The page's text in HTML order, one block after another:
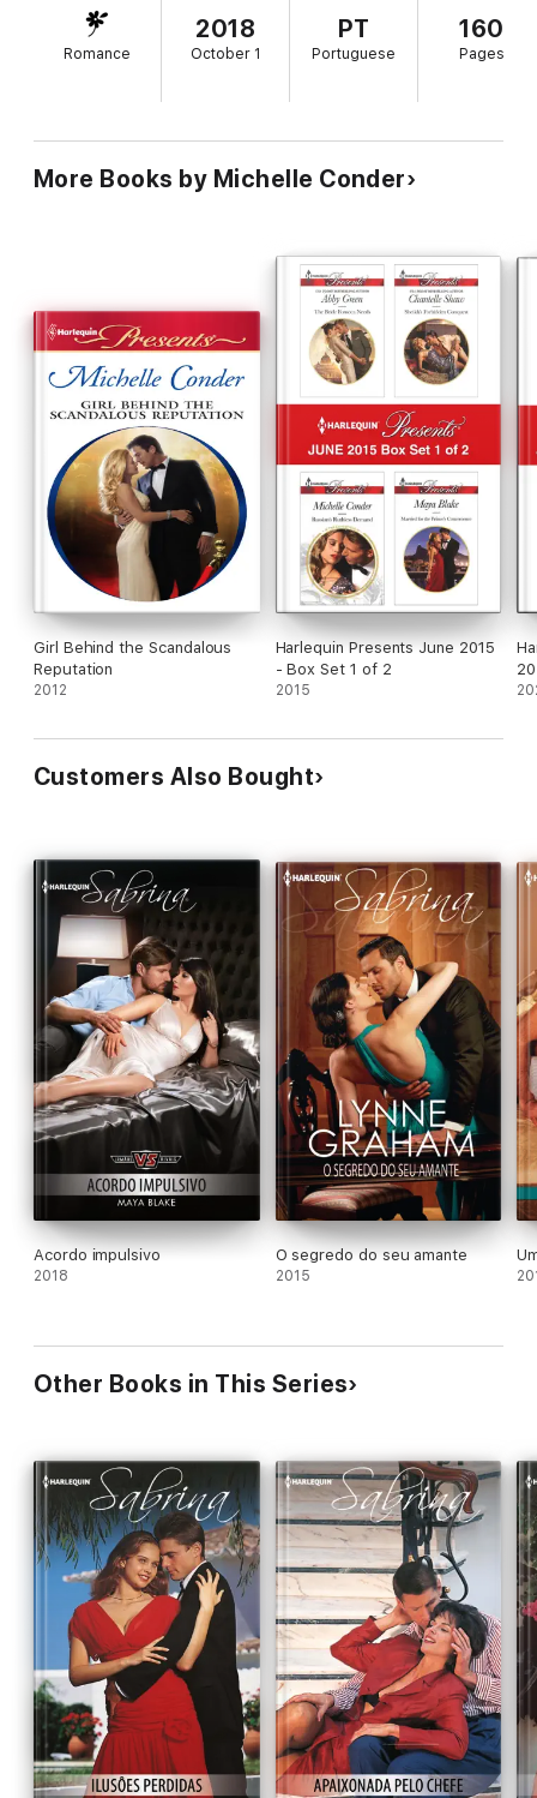
Romance
2018
October 1
PT
Portuguese
160
Pages
More Books by Michelle Conder
Girl Behind the Scandalous
Reputation
2012
Harlequin Presents June 2015
- Box Set 1 of 2
2015
Customers Also Bought
Acordo impulsivo
2018
O segredo do seu amante
2015
Other Books in This Series